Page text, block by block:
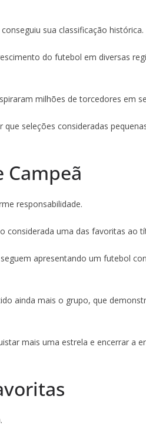
sua classificação histórica.
do futebol em diversas
milhões de torcedores em
seleções consideradas
responsabilidade.
considerada uma das favoritas ao
apresentando um futebol
ainda mais o grupo, que
mais uma estrela e encerrar a